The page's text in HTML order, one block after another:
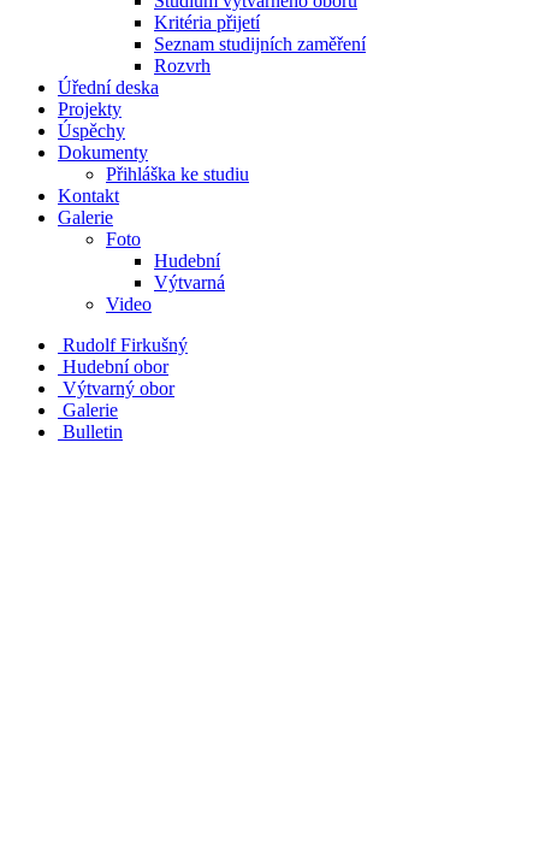
Kritéria přijetí
Seznam studijních zaměření
Rozvrh
Úřední deska
Projekty
Úspěchy
Dokumenty
Přihláška ke studiu
Kontakt
Galerie
Foto
Hudební
Výtvarná
Video
Rudolf Firkušný
Hudební obor
Výtvarný obor
Galerie
Bulletin